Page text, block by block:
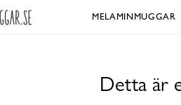
MELAMINMUGGAR
Detta är